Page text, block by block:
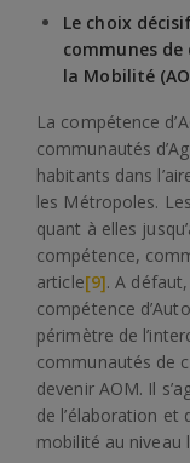
Le choix
communes
la Mobilité
La compétence
communautés
habitants dans
les Métropoles.
quant à elles
compétence,
article[9]. A
compétence
périmètre de
communautés de
devenir AOM. Il
de l’élaboration
mobilité au niveau